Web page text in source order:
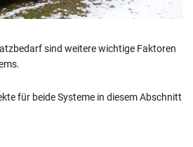
sind weitere wichtige Faktoren
für beide Systeme in diesem Abschnitt